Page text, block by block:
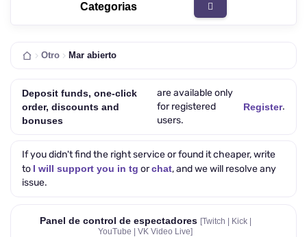
Categorias
Otro Mar abierto
Deposit funds, one-click
order, discounts and
bonuses
are available only
for registered
users.
Register.
If you didn't find the right service or found it cheaper, write
to I will support you in tg orchat, and we will resolve any
issue.
Panel de control de espectadores [Twitch | Kick |
YouTube | VK Video Live]